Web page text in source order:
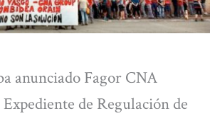
anunciado Fagor CNA
de Regulación de